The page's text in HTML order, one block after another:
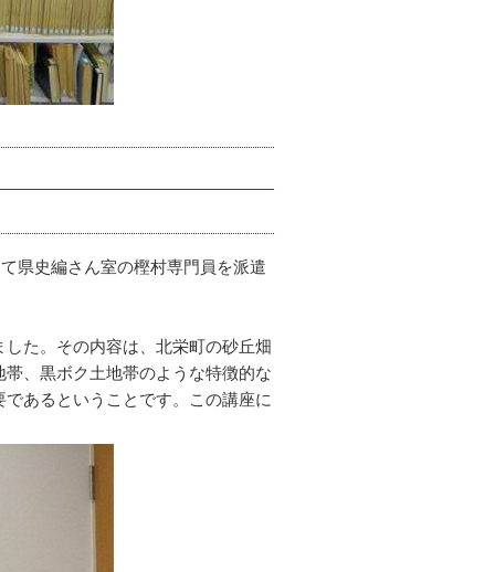
県史編さん室の樫村専門員を派遣
た。その内容は、北栄町の砂丘畑
、黒ボク土地帯のような特徴的な
あるということです。この講座に